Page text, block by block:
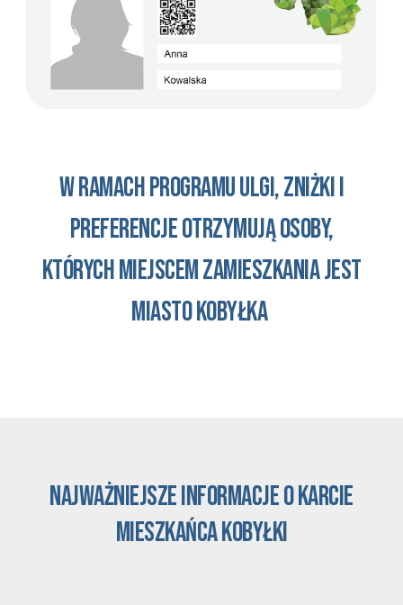
W ramach Programu ulgi, zniżki i
preferencje otrzymują osoby,
których miejscem zamieszkania jest
Miasto Kobyłka
najważniejsze informacje o karcie
mieszkańca Kobyłki